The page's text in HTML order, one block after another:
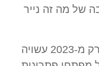
של מה זה נייר
החלטה של בית משפט במדינת ניו יורק מ-2023 עשויה